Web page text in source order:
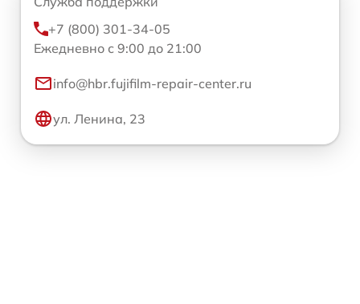
+7 (800) 301-34-05
Ежедневно с 9:00 до 21:00
info@hbr.fujifilm-repair-center.ru
ул. Ленина, 23